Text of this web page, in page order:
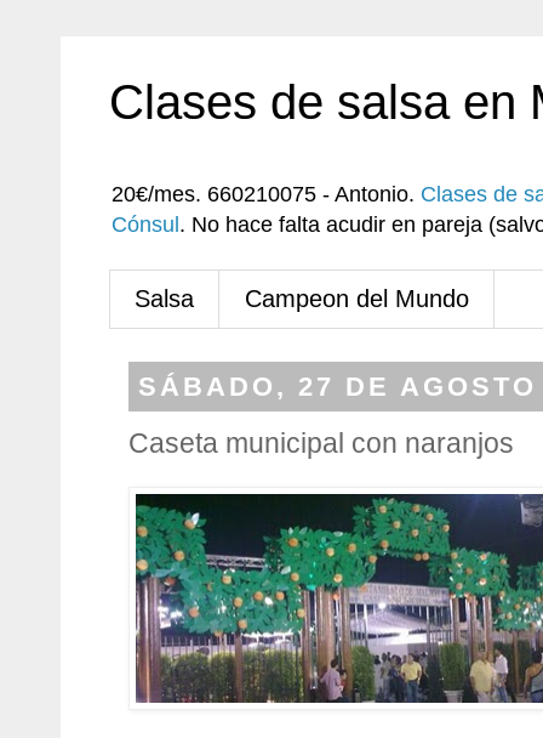
Clases de salsa en
20€/mes. 660210075 - Antonio. Clases de
Cónsul . No hace falta acudir en pareja
Salsa Campeon del Mundo
SÁBADO, 27 DE
Caseta municipal con naranjos